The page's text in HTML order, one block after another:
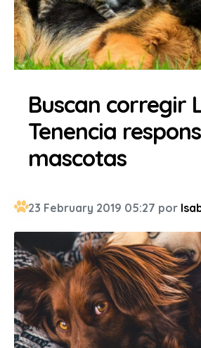
Buscan corregir
Tenencia
mascotas
23 February 2019 05:27 por